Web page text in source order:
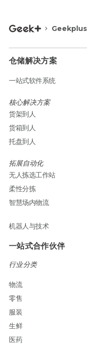
仓储解决方案
一站式软件系统
核心解决方案
货架到人
货箱到人
托盘到人
拓展自动化
无人拣选工作站
柔性分拣
智慧场内物流
机器人与技术
一站式合作伙伴
行业分类
物流
零售
服装
生鲜
医药